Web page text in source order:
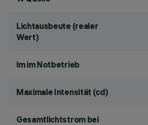
Lichtausbeute (realer
Wert)
lm im Notbetrieb
Maximale Intensität (cd)
Gesamtlichtstrom bei